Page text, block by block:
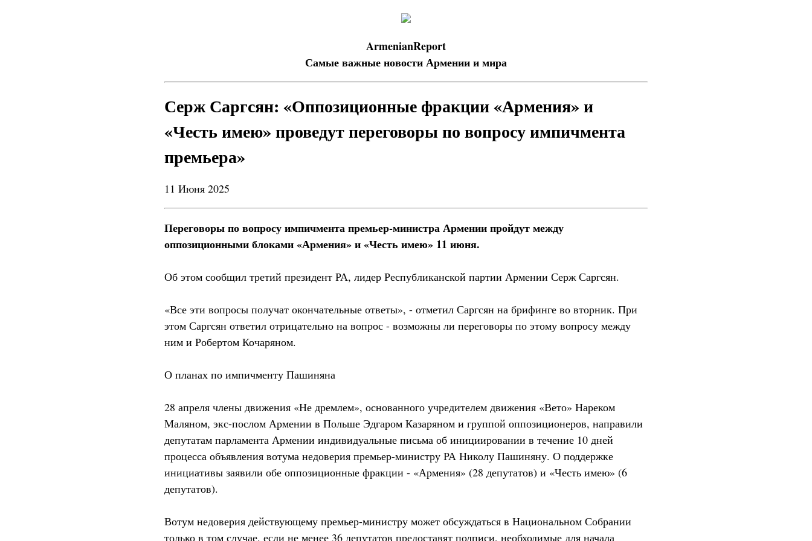
ArmenianReport
Самые важные новости Армении и мира
Серж Саргсян: «Оппозиционные фракции «Армения» и
«Честь имею» проведут переговоры по вопросу импичмента
премьера»
11 Июня 2025
Переговоры по вопросу импичмента премьер-министра Армении пройдут между
оппозиционными блоками «Армения» и «Честь имею» 11 июня.
Об этом сообщил третий президент РА, лидер Республиканской партии Армении Серж Саргсян.
«Все эти вопросы получат окончательные ответы», - отметил Саргсян на брифинге во вторник. При
этом Саргсян ответил отрицательно на вопрос - возможны ли переговоры по этому вопросу между
ним и Робертом Кочаряном.
О планах по импичменту Пашиняна
28 апреля члены движения «Не дремлем», основанного учредителем движения «Вето» Нареком
Маляном, экс-послом Армении в Польше Эдгаром Казаряном и группой оппозиционеров, направили
депутатам парламента Армении индивидуальные письма об инициировании в течение 10 дней
процесса объявления вотума недоверия премьер-министру РА Николу Пашиняну. О поддержке
инициативы заявили обе оппозиционные фракции - «Армения» (28 депутатов) и «Честь имею» (6
депутатов).
Вотум недоверия действующему премьер-министру может обсуждаться в Национальном Собрании
только в том случае, если не менее 36 депутатов предоставят подписи, необходимые для начала